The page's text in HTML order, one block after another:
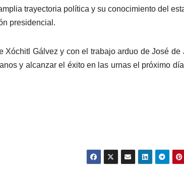
trayectoria política y su conocimiento del
presidencial.
Gálvez y con el trabajo arduo de José de
y alcanzar el éxito en las urnas el próximo